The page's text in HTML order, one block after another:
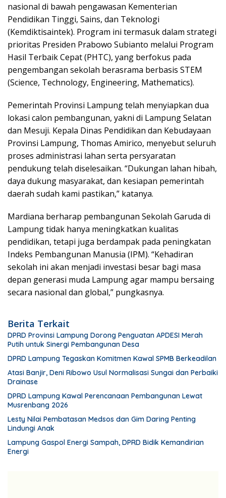
nasional di bawah pengawasan Kementerian
Pendidikan Tinggi, Sains, dan Teknologi
(Kemdiktisaintek). Program ini termasuk dalam strategi
prioritas Presiden Prabowo Subianto melalui Program
Hasil Terbaik Cepat (PHTC), yang berfokus pada
pengembangan sekolah berasrama berbasis STEM
(Science, Technology, Engineering, Mathematics).
Pemerintah Provinsi Lampung telah menyiapkan dua
lokasi calon pembangunan, yakni di Lampung Selatan
dan Mesuji. Kepala Dinas Pendidikan dan Kebudayaan
Provinsi Lampung, Thomas Amirico, menyebut seluruh
proses administrasi lahan serta persyaratan
pendukung telah diselesaikan. “Dukungan lahan hibah,
daya dukung masyarakat, dan kesiapan pemerintah
daerah sudah kami pastikan,” katanya.
Mardiana berharap pembangunan Sekolah Garuda di
Lampung tidak hanya meningkatkan kualitas
pendidikan, tetapi juga berdampak pada peningkatan
Indeks Pembangunan Manusia (IPM). “Kehadiran
sekolah ini akan menjadi investasi besar bagi masa
depan generasi muda Lampung agar mampu bersaing
secara nasional dan global,” pungkasnya.
Berita Terkait
DPRD Provinsi Lampung Dorong Penguatan APDESI Merah
Putih untuk Sinergi Pembangunan Desa
DPRD Lampung Tegaskan Komitmen Kawal SPMB Berkeadilan
Atasi Banjir, Deni Ribowo Usul Normalisasi Sungai dan Perbaiki
Drainase
DPRD Lampung Kawal Perencanaan Pembangunan Lewat
Musrenbang 2026
Lesty Nilai Pembatasan Medsos dan Gim Daring Penting
Lindungi Anak
Lampung Gaspol Energi Sampah, DPRD Bidik Kemandirian
Energi